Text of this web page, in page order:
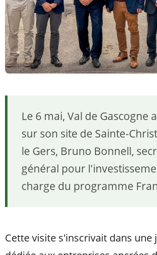
Le 6 mai, Val de Gascogne
sur son site de
le Gers, Bruno Bonnell,
général pour
charge du programme
Cette visite s'inscrivait dans une